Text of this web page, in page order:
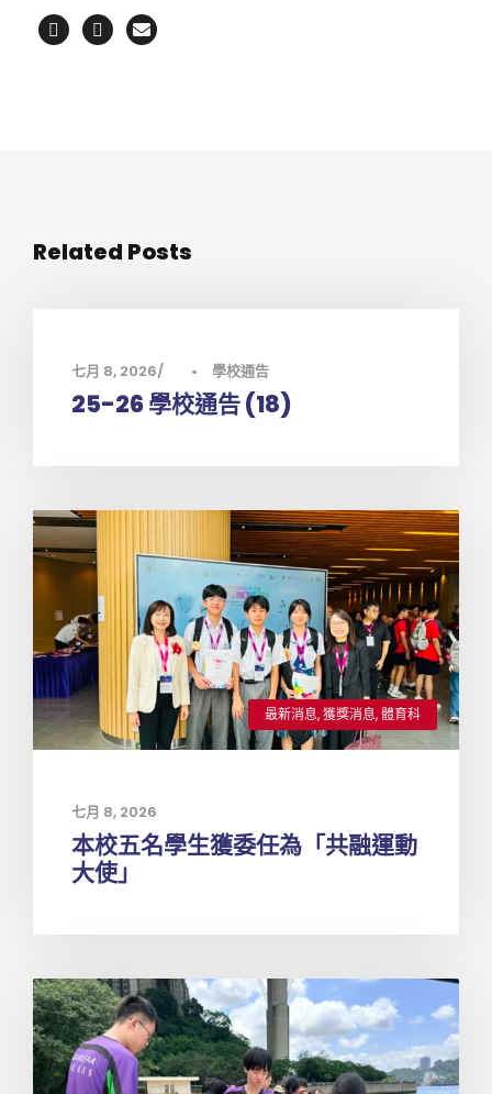
Related Posts
七月 8, 2026 • 學校通告
25-26 學校通告 (18)
最新消息,獲獎消息,體育科
七月 8, 2026
本校五名學生獲委任為「共融運動
大使」